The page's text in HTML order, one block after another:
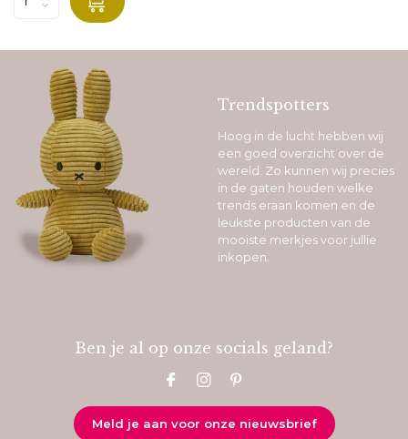
Trendspotters
Hoog in de lucht hebben wij
een goed overzicht over de
wereld. Zo kunnen wij precies
in de gaten houden welke
trends eraan komen en de
leukste producten van de
mooiste merkjes voor jullie
inkopen.
Ben je al op onze socials geland?
Meld je aan voor onze nieuwsbrief